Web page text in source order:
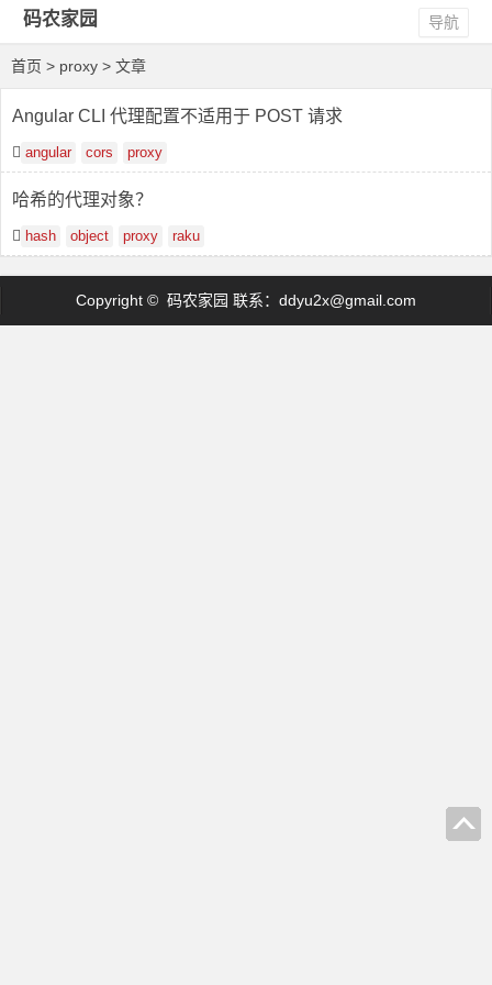
码农家园 导航
首页 > proxy > 文章
Angular CLI 代理配置不适用于 POST 请求
angular cors proxy
哈希的代理对象？
hash object proxy raku
Copyright © 码农家园 联系： ddyu2x@gmail.com